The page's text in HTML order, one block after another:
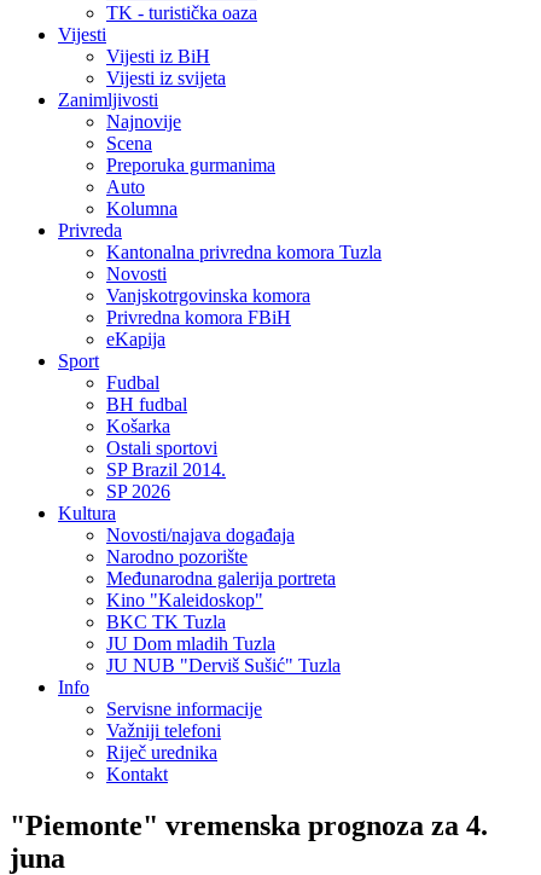
TK - turistička oaza
Vijesti
Vijesti iz BiH
Vijesti iz svijeta
Zanimljivosti
Najnovije
Scena
Preporuka gurmanima
Auto
Kolumna
Privreda
Kantonalna privredna komora Tuzla
Novosti
Vanjskotrgovinska komora
Privredna komora FBiH
eKapija
Sport
Fudbal
BH fudbal
Košarka
Ostali sportovi
SP Brazil 2014.
SP 2026
Kultura
Novosti/najava događaja
Narodno pozorište
Međunarodna galerija portreta
Kino "Kaleidoskop"
BKC TK Tuzla
JU Dom mladih Tuzla
JU NUB "Derviš Sušić" Tuzla
Info
Servisne informacije
Važniji telefoni
Riječ urednika
Kontakt
"Piemonte" vremenska prognoza za 4.
juna